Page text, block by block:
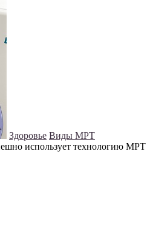
Здоровье Виды МРТ
использует технологию МРТ